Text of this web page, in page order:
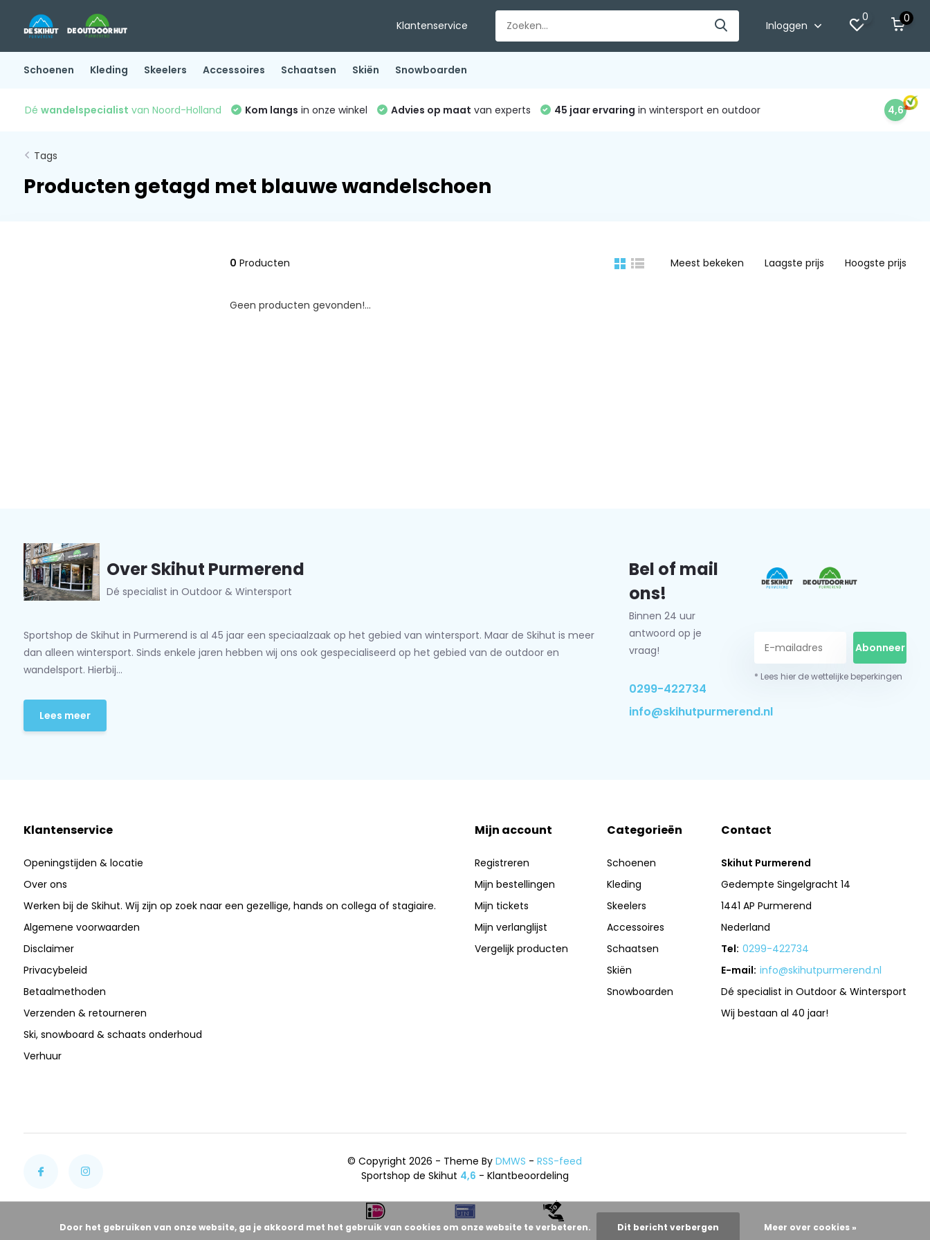
Klantenservice Inloggen
0 0
Schoenen Kleding Skeelers Accessoires Schaatsen Skiën Snowboarden
Dé wandelspecialist van Noord-Holland Kom langs in onze winkel Advies op maat van experts 45 jaar ervaring in wintersport en outdoor 4,6
Tags
Producten getagd met blauwe wandelschoen
0 Producten Meest bekeken Laagste prijs Hoogste prijs
Geen producten gevonden!...
Over Skihut Purmerend
Dé specialist in Outdoor & Wintersport
Sportshop de Skihut in Purmerend is al 45 jaar een speciaalzaak op het gebied van wintersport. Maar de Skihut is meer
dan alleen wintersport. Sinds enkele jaren hebben wij ons ook gespecialiseerd op het gebied van de outdoor en
wandelsport. Hierbij...
Lees meer
Bel of mail
ons!
Binnen 24 uur
antwoord op je
vraag!
0299-422734
info@skihutpurmerend.nl
Abonneer
* Lees hier de wettelijke beperkingen
Klantenservice
Openingstijden & locatie
Over ons
Werken bij de Skihut. Wij zijn op zoek naar een gezellige, hands on collega of stagiaire.
Algemene voorwaarden
Disclaimer
Privacybeleid
Betaalmethoden
Verzenden & retourneren
Ski, snowboard & schaats onderhoud
Verhuur
Mijn account
Registreren
Mijn bestellingen
Mijn tickets
Mijn verlanglijst
Vergelijk producten
Categorieën
Schoenen
Kleding
Skeelers
Accessoires
Schaatsen
Skiën
Snowboarden
Contact
Skihut Purmerend
Gedempte Singelgracht 14
1441 AP Purmerend
Nederland
Tel: 0299-422734
E-mail: info@skihutpurmerend.nl
Dé specialist in Outdoor & Wintersport
Wij bestaan al 40 jaar!
© Copyright 2026 - Theme ByDMWS -RSS-feed
Sportshop de Skihut 4,6 - Klantbeoordeling
Door het gebruiken van onze website, ga je akkoord met het gebruik van cookies om onze website te verbeteren. Dit bericht verbergen Meer over cookies »